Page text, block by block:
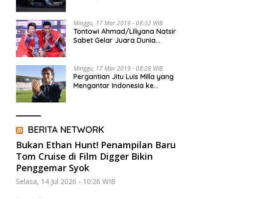
Minggu, 17 Mar 2019 - 08:32 WIB
Tontowi Ahmad/Liliyana Natsir
Sabet Gelar Juara Dunia
Minggu, 17 Mar 2019 - 08:28 WIB
Pergantian Jitu Luis Milla yang
Mengantar Indonesia ke
BERITA NETWORK
Bukan Ethan Hunt! Penampilan Baru
Tom Cruise di Film Digger Bikin
Penggemar Syok
Selasa, 14 Jul 2026 - 10:26 WIB